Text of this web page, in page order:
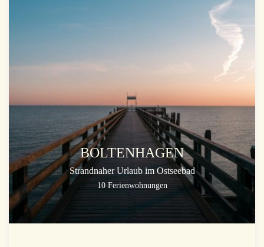
BOLTENHAGEN
Strandnaher Urlaub im Ostseebad
10 Ferienwohnungen